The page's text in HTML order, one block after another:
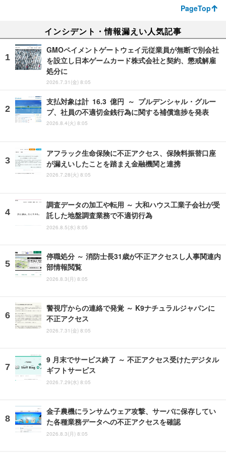
PageTop
インシデント・情報漏えい人気記事
GMOペイメントゲートウェイ元従業員が無断で別会社
を設立し日本ゲームカード株式会社と契約、懲戒解雇
処分に
2026.7.31(金) 8:05
支払対象は計 16.3 億円 ～ プルデンシャル・グルー
プ、社員の不適切金銭行為に関する補償進捗を発表
2026.8.4(火) 8:05
アフラック生命保険に不正アクセス、保険料振替口座
が漏えいしたことを踏まえ金融機関と連携
2026.7.28(火) 8:05
調査データの加工や転用 ～ 大和ハウス工業子会社が受
託した地盤調査業務で不適切行為
2026.8.5(水) 8:05
停職処分 ～ 消防士長31歳が不正アクセスし人事関連内
部情報閲覧
2026.8.3(月) 8:05
警視庁からの連絡で発覚 ～ K9ナチュラルジャパンに
不正アクセス
2026.7.31(金) 8:05
9 月末でサービス終了 ～ 不正アクセス受けたデジタル
ギフトサービス
2026.7.29(水) 8:05
金子農機にランサムウェア攻撃、サーバに保存してい
た各種業務データへの不正アクセスを確認
2026.8.3(月) 8:05